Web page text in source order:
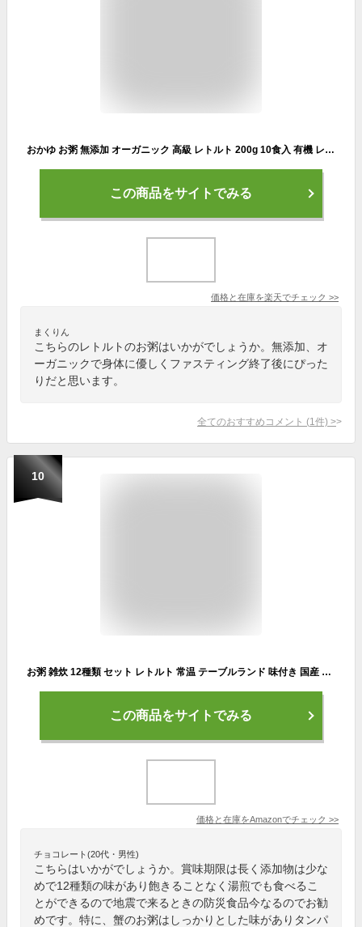
おかゆ お粥 無添加 オーガニック 高級 レトルト 200g 10食入 有機 レンジ 温めるだけ ダイエット食品 置き換え 満腹感 朝食 夜食 ファスティング 準備食 低カロリー 雑炊 介護食 保存食 常備食 業務用 お粥日和
この商品をサイトでみる
価格と在庫を楽天でチェック >>
まくりん
こちらのレトルトのお粥はいかがでしょうか。無添加、オ
ーガニックで身体に優しくファスティング終了後にぴった
りだと思います。
全てのおすすめコメント (1 件) >
10
お粥 雑炊 12種類 セット レトルト 常温 テーブルランド 味付き 国産 コシヒカリ 長野県 ご飯 1人前 低カロリー
この商品をサイトでみる
価格と在庫をAmazonでチェック >>
チョコレート(20代・男性)
こちらはいかがでしょうか。賞味期限は長く添加物は少な
めで12種類の味があり飽きることなく湯煎でも食べるこ
とができるので地震で来るときの防災食品今なるのでお勧
めです。特に、蟹のお粥はしっかりとした味がありタンパ